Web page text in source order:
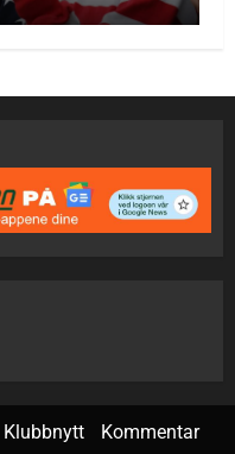
Klubbnytt
Kommentar